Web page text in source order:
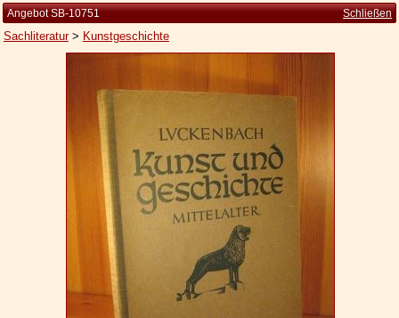
Kleine Kulturgeschichte
Die Brockhaus Auflagen
Die Meyer Auflagen
Zu den Angeboten
Angebot SB-10751 Schließen
Sachliteratur> Kunstgeschichte